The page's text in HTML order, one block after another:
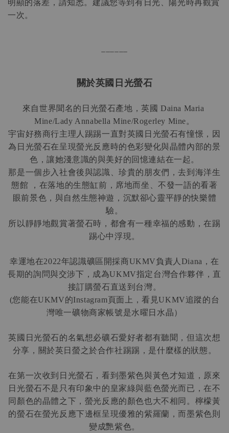
明顯的落差，請知悉。建議您等到有日光、陽光時再觀賞
一次。
關於英國日光螢石
來自世界聞名的日光螢石產地，英國 Daina Maria
Mine/Lady Annabella Mine/Rogerley Mine。
宇宙好務商行主理人踢踢一直對英國日光螢石有憧憬，因
為日光螢石在呈現螢光反應時的色彩變化與晶體內部的景
色，讓她淺意識的與美好的回憶連結在一起。
那是一個步入社會後與認識、珍貴的朋友們，去到海洋生
態館
，在落地的生態缸前，席地而坐、不發一語的看著
眼前景色，與自然生態神遊，沉默卻心靈平靜的快樂體
驗。
所以靜靜地觀賞著螢石時，都會有一種幸福的感動，在踢
踢心中浮現。
幸運地在2022年認識礦區開採商UKMV負責人 Diana ，在
長期的詢問與交涉下，成為UKMV指定台灣合作夥伴，直
接訂購螢石直送到台灣。
(您能在UKMV的Instagram頁面上，看見UKMV追蹤的台
灣唯一礦物商家帳號是水曜日水晶）
英國日光螢石的名氣想必礦石愛好者都有聽聞，但這次想
分享，關於英日螢之於合作社踢踢，是什麼樣的狀態。
在第一次收到日光螢石，看到墨紫色與黃色才知道，原來
日光螢石不是只有印象中的皇家綠與藍色螢光而已，在不
同顏色的晶體之下，螢光反應的顏色也大不相同。檸檬黃
的螢石在螢光反應下邊框呈現優雅的紫羅蘭，而墨紫色則
變成艷紫色。